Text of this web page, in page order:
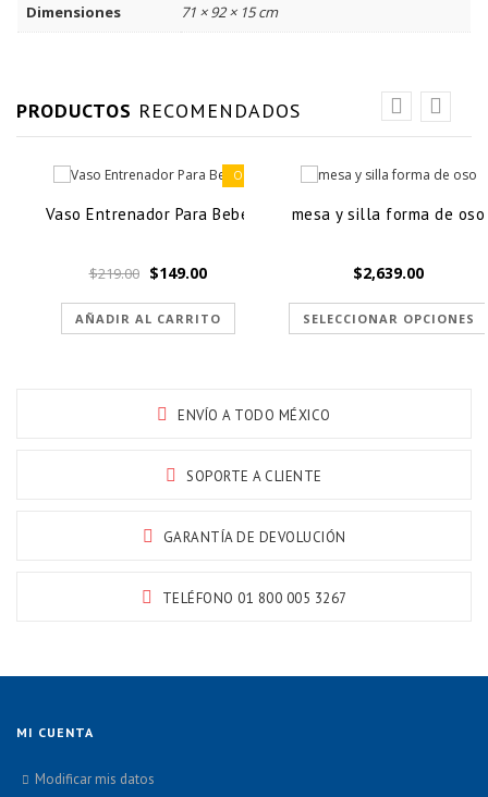
Dimensiones
71 × 92 × 15 cm
PRODUCTOS RECOMENDADOS
OFERTA
Vaso Entrenador Para Bebé
$219.00 El
original
era:
$149.00El
actual
es:
AÑADIR AL CARRITO
mesa y silla forma de oso
$2,639.00
SELECCIONAR OPCIONES
ENVÍO A TODO MÉXICO
SOPORTE A CLIENTE
GARANTÍA DE DEVOLUCIÓN
TELÉFONO 01 800 005 3267
MI CUENTA
Modificar mis datos